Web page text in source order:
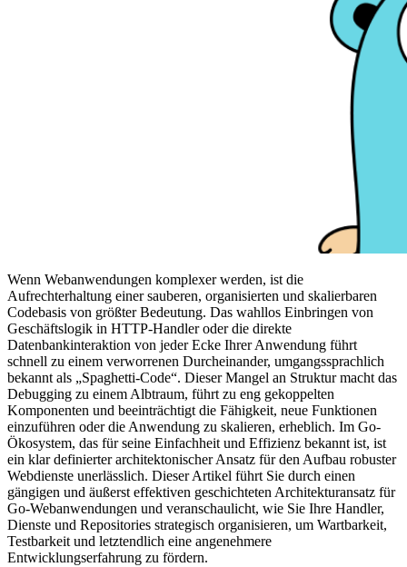
Wenn Webanwendungen komplexer werden, ist die
Aufrechterhaltung einer sauberen, organisierten und skalierbaren
Codebasis von größter Bedeutung. Das wahllos Einbringen von
Geschäftslogik in HTTP-Handler oder die direkte
Datenbankinteraktion von jeder Ecke Ihrer Anwendung führt
schnell zu einem verworrenen Durcheinander, umgangssprachlich
bekannt als „Spaghetti-Code“. Dieser Mangel an Struktur macht das
Debugging zu einem Albtraum, führt zu eng gekoppelten
Komponenten und beeinträchtigt die Fähigkeit, neue Funktionen
einzuführen oder die Anwendung zu skalieren, erheblich. Im Go-
Ökosystem, das für seine Einfachheit und Effizienz bekannt ist, ist
ein klar definierter architektonischer Ansatz für den Aufbau robuster
Webdienste unerlässlich. Dieser Artikel führt Sie durch einen
gängigen und äußerst effektiven geschichteten Architekturansatz für
Go-Webanwendungen und veranschaulicht, wie Sie Ihre Handler,
Dienste und Repositories strategisch organisieren, um Wartbarkeit,
Testbarkeit und letztendlich eine angenehmere
Entwicklungserfahrung zu fördern.